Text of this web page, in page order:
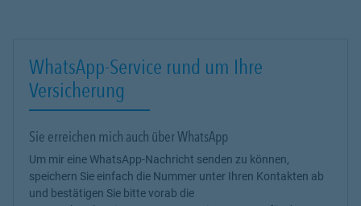
WhatsApp-Service rund um Ihre
Versicherung
Sie erreichen mich auch über WhatsApp
Um mir eine WhatsApp-Nachricht senden zu können,
speichern Sie einfach die Nummer unter Ihren Kontakten ab
und bestätigen Sie bitte vorab die